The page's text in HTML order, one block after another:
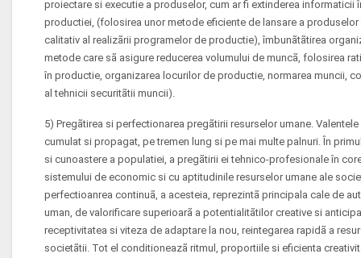
proiectare si executie a produselor, cum ar fi extinderea informaticii
productiei, (folosirea unor metode eficiente de lansare a
calitativ al realizãrii programelor de productie), îmbunãtãtirea
metode care sã asigure reducerea volumului de muncã, folosirea
în productie, organizarea locurilor de productie, normarea muncii,
al tehnicii securitãtii muncii).
5) Pregãtirea si perfectionarea pregãtirii resurselor umane.
cumulat si propagat, pe tremen lung si pe mai multe palnuri. În
si cunoastere a populatiei, a pregãtirii ei tehnico-profesionale în
sistemului de economic si cu aptitudinile resurselor umane ale
perfectioanrea continuã, a acesteia, reprezintã principala cale de
uman, de valorificare superioarã a potentialitãtilor creative si
receptivitatea si viteza de adaptare la nou, reintegarea rapidã a
societãtii. Tot el conditioneazã ritmul, proportiile si eficienta